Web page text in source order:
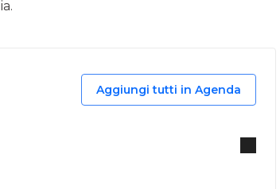
Aggiungi tutti in Agenda